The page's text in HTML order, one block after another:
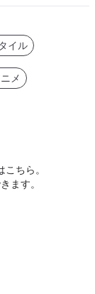
イル
メ
ちら。
ます。